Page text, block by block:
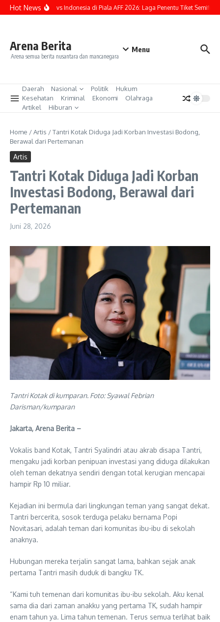
Lewati ke konten
Hot News
Singapura vs Indonesia di Piala AFF 2026: Laga Penentu Tiket Semifinal
Arena Berita
Arena semua berita nusantara dan mancanegara
Menu
Daerah Nasional Politik
Hukum
Kesehatan
Kriminal Ekonomi
Olahraga
Artikel
Hiburan
Home /Artis /Tantri Kotak Diduga Jadi Korban Investasi Bodong,
Berawal dari Pertemanan
Artis
Tantri Kotak Diduga Jadi Korban
Investasi Bodong, Berawal dari
Pertemanan
Juni 28, 2026
Tantri Kotak di kumparan. Foto: Syawal Febrian
Darisman/kumparan
Jakarta, Arena Berita –
Vokalis band Kotak, Tantri Syalindri atau akrab disapa Tantri,
mengaku jadi korban penipuan investasi yang diduga dilakukan
oleh teman dekatnya sendiri dengan total kerugian mencapai
hampir Rp 10 miliar.
Kejadian ini bermula dari lingkungan teman yang sangat dekat.
Tantri bercerita, sosok terduga pelaku bernama Popi
Novitasari, adalah teman dari komunitas ibu-ibu di sekolah
anaknya.
Hubungan mereka terjalin sangat lama, bahkan sejak anak
pertama Tantri masih duduk di bangku TK.
“Kami tuh temenan dari komunitas ibu-ibu sekolah. Aku kenal
sama dia dari zaman anakku yang pertama TK, sudah hampir
enam tahun ya. Lima tahun temenan. Terus semua terlihat baik